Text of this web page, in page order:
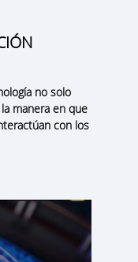
no solo
manera en que
con los